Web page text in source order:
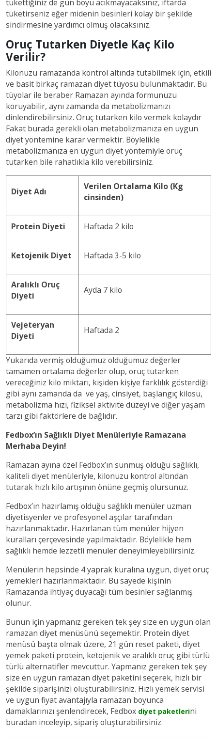
tükettiğiniz de gün boyu acıkmayacaksınız, iftarda
tüketirseniz eğer midenin besinleri kolay bir şekilde
sindirmesine yardımcı olmuş olacaksınız.
Oruç Tutarken Diyetle Kaç Kilo
Verilir?
Kilonuzu ramazanda kontrol altında tutabilmek için, etkili
ve basit birkaç ramazan diyet tüyosu bulunmaktadır. Bu
tüyolar ile beraber Ramazan ayında formunuzu
koruyabilir, aynı zamanda da metabolizmanızı
dinlendirebilirsiniz. Oruç tutarken kilo vermek kolaydır
Fakat burada gerekli olan metabolizmanıza en uygun
diyet yöntemine karar vermektir. Böylelikle
metabolizmanıza en uygun diyet yöntemiyle oruç
tutarken bile rahatlıkla kilo verebilirsiniz.
Diyet Adı
Verilen Ortalama Kilo (Kg
cinsinden)
Protein Diyeti Haftada 2 kilo
Ketojenik Diyet Haftada 3-5 kilo
Aralıklı Oruç
Diyeti
Ayda 7 kilo
Vejeteryan
Diyeti
Haftada 2
Yukarıda vermiş olduğumuz olduğumuz değerler
tamamen ortalama değerler olup, oruç tutarken
vereceğiniz kilo miktarı, kişiden kişiye farklılık gösterdiği
gibi aynı zamanda da ve yaş, cinsiyet, başlangıç kilosu,
metabolizma hızı, fiziksel aktivite düzeyi ve diğer yaşam
tarzı gibi faktörlere de bağlıdır.
Fedbox’ın Sağlıklı Diyet Menüleriyle Ramazana
Merhaba Deyin!
Ramazan ayına özel Fedbox’ın sunmuş olduğu sağlıklı,
kaliteli diyet menüleriyle, kilonuzu kontrol altından
tutarak hızlı kilo artışının önüne geçmiş olursunuz.
Fedbox’ın hazırlamış olduğu sağlıklı menüler uzman
diyetisyenler ve profesyonel aşçılar tarafından
hazırlanmaktadır. Hazırlanan tüm menüler hijyen
kuralları çerçevesinde yapılmaktadır. Böylelikle hem
sağlıklı hemde lezzetli menüler deneyimleyebilirsiniz.
Menülerin hepsinde 4 yaprak kuralına uygun, diyet oruç
yemekleri hazırlanmaktadır. Bu sayede kişinin
Ramazanda ihtiyaç duyacağı tüm besinler sağlanmış
olunur.
Bunun için yapmanız gereken tek şey size en uygun olan
ramazan diyet menüsünü seçemektir. Protein diyet
menüsü başta olmak üzere, 21 gün reset paketi, diyet
yemek paketi protein, ketojenik ve aralıklı oruç gibi türlü
türlü alternatifler mevcuttur. Yapmanız gereken tek şey
size en uygun ramazan diyet paketini seçerek, hızlı bir
şekilde siparişinizi oluşturabilirsiniz. Hızlı yemek servisi
ve uygun fiyat avantajıyla ramazan boyunca
damaklarınızı şenlendirecek, Fedbox diyet paketlerini
buradan inceleyip, sipariş oluşturabilirsiniz.